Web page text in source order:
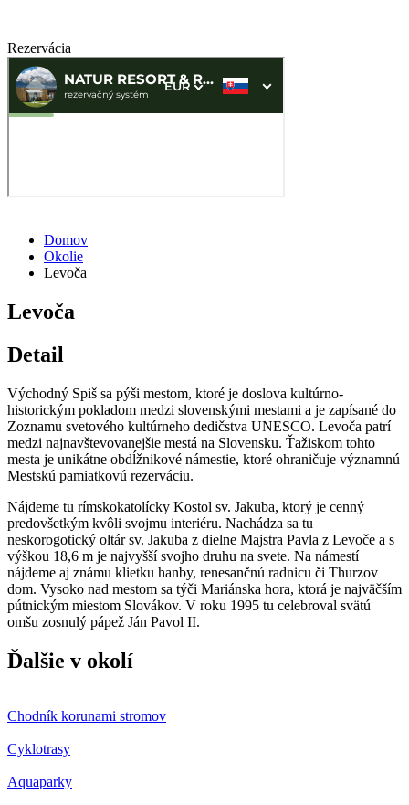
Rezervácia
Domov
Okolie
Levoča
Levoča
Detail
Východný Spiš sa pýši mestom, ktoré je doslova kultúrno-
historickým pokladom medzi slovenskými mestami a je zapísané do
Zoznamu svetového kultúrneho dedičstva UNESCO. Levoča patrí
medzi najnavštevovanejšie mestá na Slovensku. Ťažiskom tohto
mesta je unikátne obdĺžnikové námestie, ktoré ohraničuje významnú
Mestskú pamiatkovú rezerváciu.
Nájdeme tu rímskokatolícky Kostol sv. Jakuba, ktorý je cenný
predovšetkým kvôli svojmu interiéru. Nachádza sa tu
neskorogotický oltár sv. Jakuba z dielne Majstra Pavla z Levoče a s
výškou 18,6 m je najvyšší svojho druhu na svete. Na námestí
nájdeme aj známu klietku hanby, renesančnú radnicu či Thurzov
dom. Vysoko nad mestom sa týči Mariánska hora, ktorá je najväčším
pútnickým miestom Slovákov. V roku 1995 tu celebroval svätú
omšu zosnulý pápež Ján Pavol II.
Ďalšie v okolí
Chodník korunami stromov
Cyklotrasy
Aquaparky